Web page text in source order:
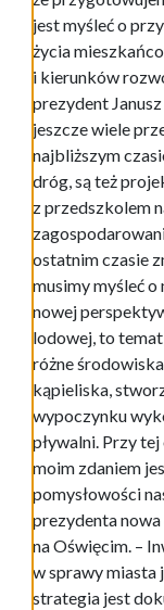
jest myśleć o
życia
i kierunków
prezydent
jeszcze wiele
najbliższym
dróg, są też
z przedszkolem
ostatnim czasie
musimy myśleć
nowej
lodowej, to
różne
kąpieliska,
wypoczynku
pływalni. Przy
moim zdaniem
pomysłowości
prezydenta
na Oświęcim. –
w sprawy miasta
strategia jest